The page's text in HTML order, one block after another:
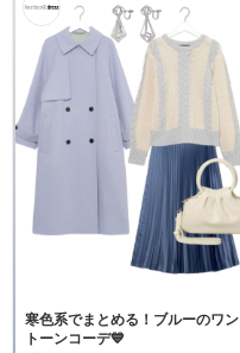
寒色系でまとめる！ブルーのワン
トーンコーデ💙